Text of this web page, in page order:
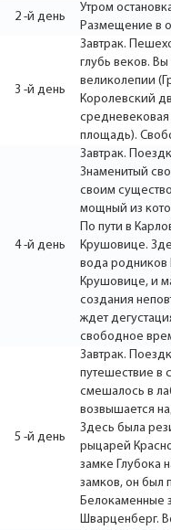
2 -й день
Утром
Размещение в
3 -й день
Завтрак.
глубь веков.
великолепии
Королевский
площадь).
4 -й день
Завтрак.
Знаменитый
своим
мощный из
По пути в
Крушовице.
вода родников
Крушовице, и
создания
ждет
свободное
5 -й день
Завтрак.
путешествие в
смешалось в
возвышается
Здесь была
рыцарей
замке Глубока
замков, он был
Белокаменные
Шварценберг.